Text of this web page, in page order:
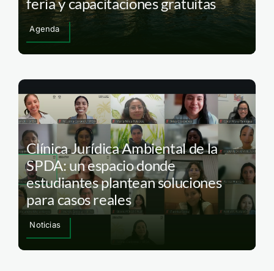
Agenda
Clínica Jurídica Ambiental de la
SPDA: un espacio donde
estudiantes plantean soluciones
para casos reales
Noticias